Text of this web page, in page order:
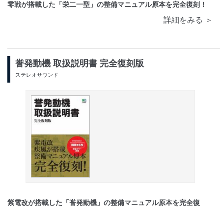
零戦が搭載した「栄二一型」の整備マニュアル原本を完全復刻！
詳細をみる ＞
誉発動機 取扱説明書 完全復刻版
ステレオサウンド
紫電改が搭載した「誉発動機」の整備マニュアル原本を完全復